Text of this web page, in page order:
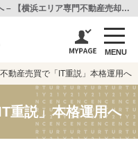
4月から！不動産売買で「IT重説」本格運用へ – 【横浜エリア専門不動産売却査定センター】センチュリー21アイ建設
MENU
動産売買で「IT重説」本格運用へ
重説」本格運用へ